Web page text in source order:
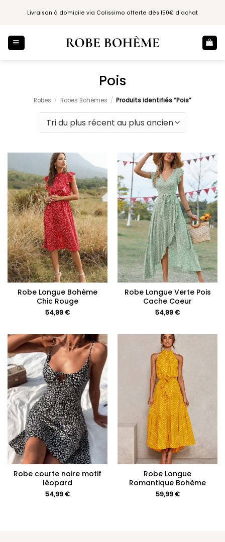
Livraison à domicile via Colissimo offerte dès 150€ d'achat
Pois
Robes / Robes Bohèmes / Produits identifiés “Pois”
Robe Longue Bohème
Chic Rouge
54,99€
Robe Longue Verte Pois
Cache Coeur
54,99€
Robe courte noire motif
léopard
54,99€
Robe Longue
Romantique Bohème
59,99€